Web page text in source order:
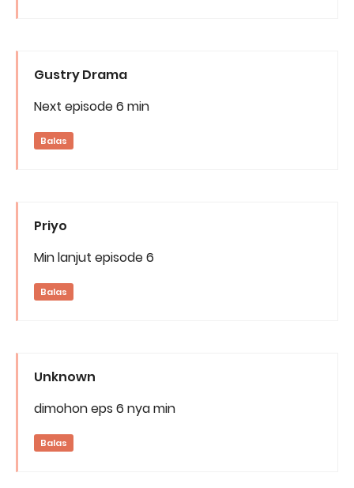
Gustry Drama
Next episode 6 min
Balas
Priyo
Min lanjut episode 6
Balas
Unknown
dimohon eps 6 nya min
Balas